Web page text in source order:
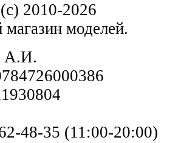
2010-2026
моделей.
А.И.
48-35 (11:00-20:00)